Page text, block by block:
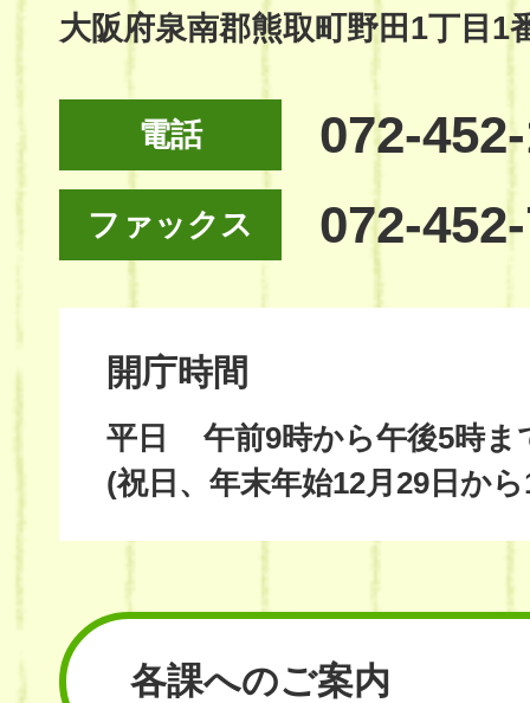
大阪府泉南郡熊取町野田1丁目1
電話 072-
ファックス 072-
開庁時間
平日
午前9時から午後5時ま
(祝日、年末年始12月29日か
各課へのご案内